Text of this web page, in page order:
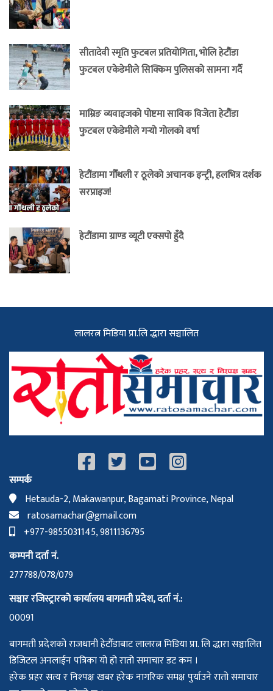
सीतादेवी स्मृति फुटबल प्रतियोगिता, भोलि हेटौंडा
फुटबल एकेडेमीले सिक्किम पुलिसको सामना गर्दै
माम्रिङ व्यवाइजको पोष्टमा साविक विजेता हेटौंडा
फुटबल एकेडेमीले गर्‍यो गोलको वर्षा
हेटौंडामा गौँथली र ठूलेको अचानक इन्ट्री, हलभित्र दर्शक
सरप्राइज!
हेटौंडामा ग्राण्ड व्यूटी एक्सपो हुँदै
लालरत्न मिडिया प्रा.लि द्धारा सञ्चालित
सम्पर्क
Hetauda-2, Makawanpur, Bagamati Province, Nepal
ratosamachar@gmail.com
+977-9855031145, 9811136795
कम्पनी दर्ता नं.
277788/078/079
सञ्चार रजिस्ट्रारको कार्यालय बागमती प्रदेश, दर्ता नं.:
00091
बागमती प्रदेशको राजधानी हेटौँडाबाट लालरत्न मिडिया प्रा. लि द्धारा सञ्चालित
डिजिटल अनलाईन पत्रिका यो हो रातो समाचार डट कम ।
हरेक प्रहर सत्य र निश्पक्ष खबर हरेक नागरिक समक्ष पुर्याउने रातो समाचार